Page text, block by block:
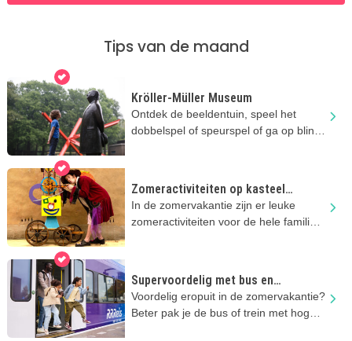
Tips van de maand
Kröller-Müller Museum
Ontdek de beeldentuin, speel het
dobbelspel of speurspel of ga op blind
Zomeractiviteiten op kasteel
Doorwerth
In de zomervakantie zijn er leuke
zomeractiviteiten voor de hele familie
Supervoordelig met bus en
regionale trein
Voordelig eropuit in de zomervakantie?
Beter pak je de bus of trein met hoge